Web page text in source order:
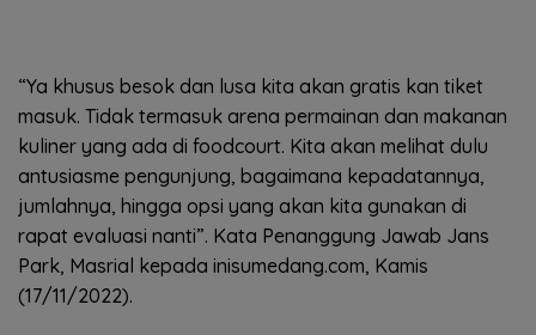
“Ya khusus besok dan lusa kita akan gratis kan tiket
masuk. Tidak termasuk arena permainan dan makanan
kuliner yang ada di foodcourt. Kita akan melihat dulu
antusiasme pengunjung, bagaimana kepadatannya,
jumlahnya, hingga opsi yang akan kita gunakan di
rapat evaluasi nanti”. Kata Penanggung Jawab Jans
Park, Masrial kepada inisumedang.com, Kamis
(17/11/2022).